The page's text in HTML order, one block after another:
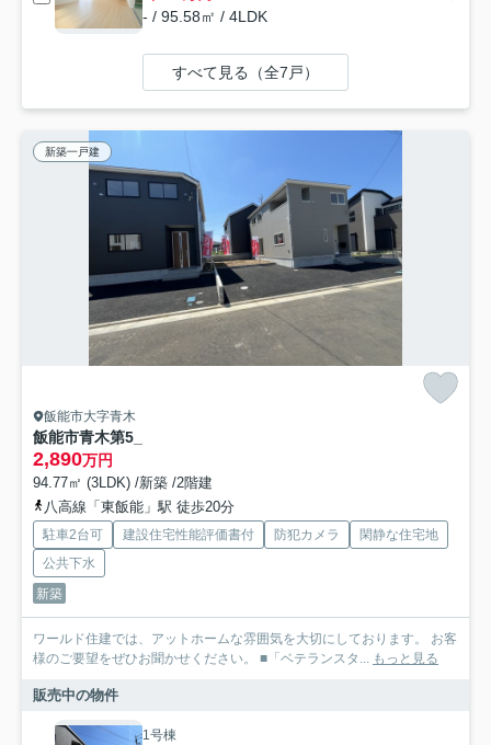
- / 95.58㎡ / 4LDK
すべて見る（全7戸）
新築一戸建
飯能市大字青木
飯能市青木第5_
2,890万円
94.77㎡ (3LDK) /新築 /2階建
八高線「東飯能」駅 徒歩20分
駐車2台可 建設住宅性能評価書付 防犯カメラ
閑静な住宅地
公共下水
新築
ワールド住建では、アットホームな雰囲気を大切にしております。 お客
様のご要望をぜひお聞かせください。 ■「ベテランスタ... もっと見る
販売中の物件
1号棟